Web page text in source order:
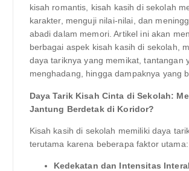
kisah romantis, kisah kasih di sekolah
karakter, menguji nilai-nilai, dan
abadi dalam memori. Artikel ini akan
berbagai aspek kisah kasih di sekolah,
daya tariknya yang memikat, tantangan
menghadang, hingga dampaknya yang
Daya Tarik Kisah Cinta di Sekolah:
Jantung Berdetak di Koridor?
Kisah kasih di sekolah memiliki daya
terutama karena beberapa faktor utama:
Kedekatan dan Intensitas